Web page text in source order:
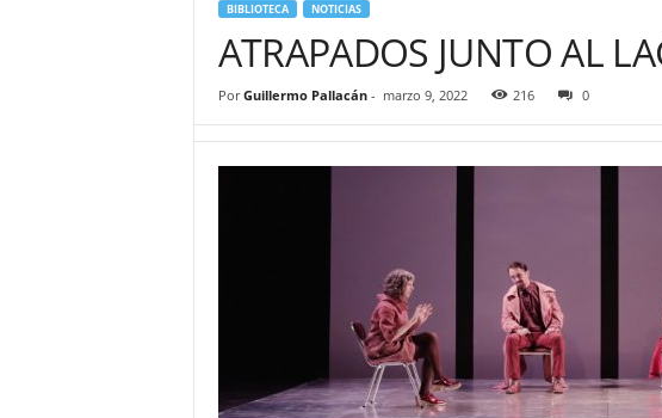
BIBLIOTECA NOTICIAS
ATRAPADOS JUNTO AL
Por Guillermo Pallacán- marzo 9, 2022 216 0